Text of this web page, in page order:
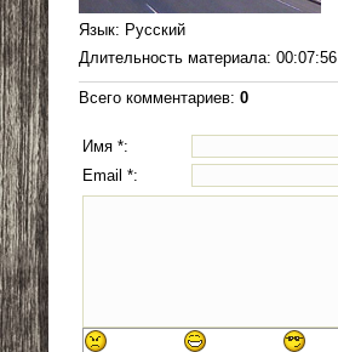
Язык: Русский
Длительность материала: 00:07:56
Всего комментариев: 0
Имя *:
Email *: